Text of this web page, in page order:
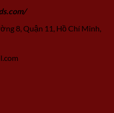
8, Quận 11, Hồ Chí Minh,